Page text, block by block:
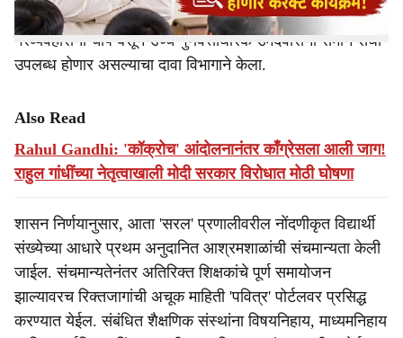
पारदर्शक कार्यपद्धती जाहीर केली असून, यामुळे भरतीतील
गैरव्यवहारांना चाप बसून उच्च गुणवत्ताधारक उमेदवारांना समान संधी
उपलब्ध होणार असल्याचा दावा विभागाने केला.
Also Read
Rahul Gandhi: 'कॉक्रोच' आंदोलनानंतर काँग्रेसला आली जाग!
राहुल गांधींच्या नेतृत्वाखाली मोदी सरकार विरोधात मोठी घोषणा
शासन निर्णयानुसार, आता 'सरल' प्रणालीवरील नोंदणीकृत विद्यार्थी
संख्येच्या आधारे प्रथम अनुदानित आश्रमशाळांची संचमान्यता केली
जाईल. संचमान्यतेनंतर अतिरिक्त शिक्षकांचे पूर्ण समायोजन
झाल्यावरच रिक्तजागांची अचूक माहिती 'पवित्र' पोर्टलवर प्रसिद्ध
करण्यात येईल. संबंधित शैक्षणिक संस्थांना विषयनिहाय, माध्यमनिहाय